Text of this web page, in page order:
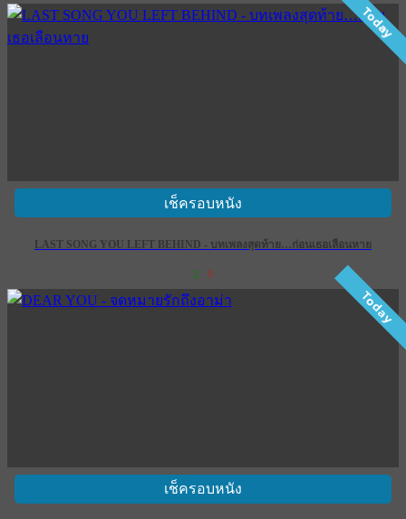
Today
เช็ครอบหนัง
LAST SONG YOU LEFT BEHIND - บทเพลงสุดท้าย…ก่อนเธอเลือนหาย
2 0
Today
เช็ครอบหนัง